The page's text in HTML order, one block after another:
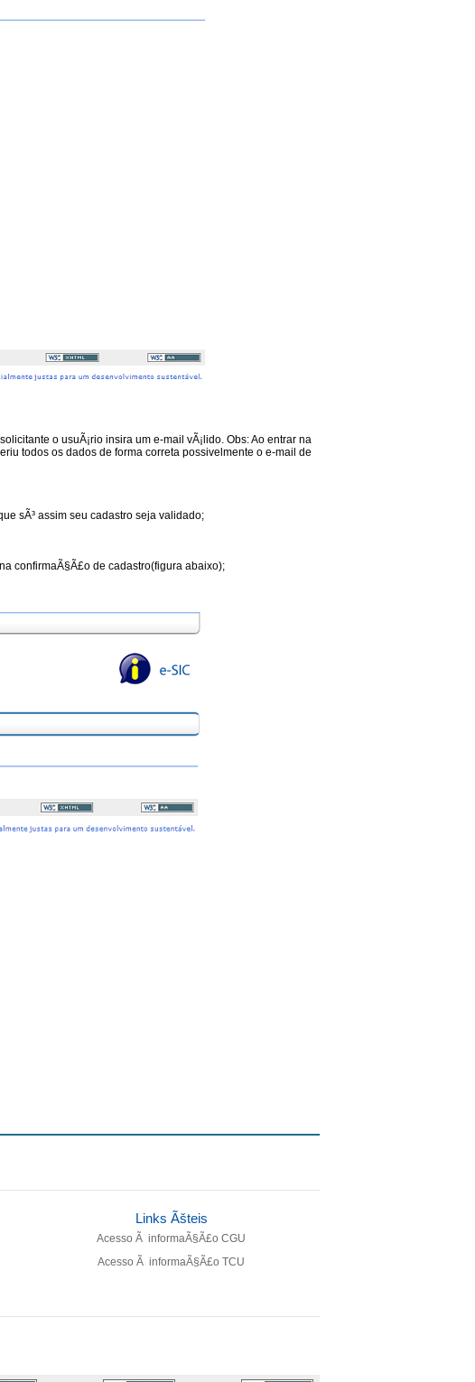
o usuÃ¡rio insira um e-mail vÃ¡lido. Obs: Ao entrar na
todos os dados de forma correta possivelmente o e-mail de
sÃ³ assim seu cadastro seja validado;
confirmaÃ§Ã£o de cadastro(figura abaixo);
Links Ãšteis
Acesso Ã informaÃ§Ã£o CGU
Acesso Ã informaÃ§Ã£o TCU